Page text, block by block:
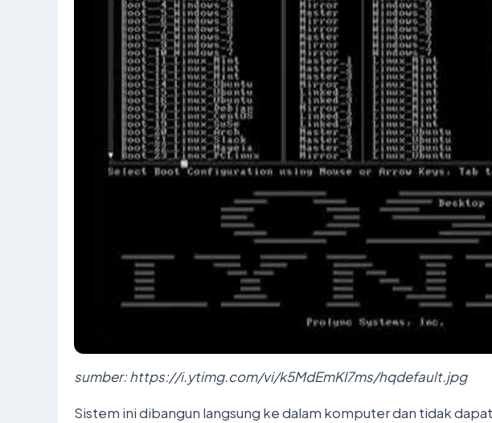
sumber: https://i.ytimg.com/vi/k5MdEmKI7ms/hqdefault.jpg
Sistem ini dibangun langsung ke dalam komputer dan tidak